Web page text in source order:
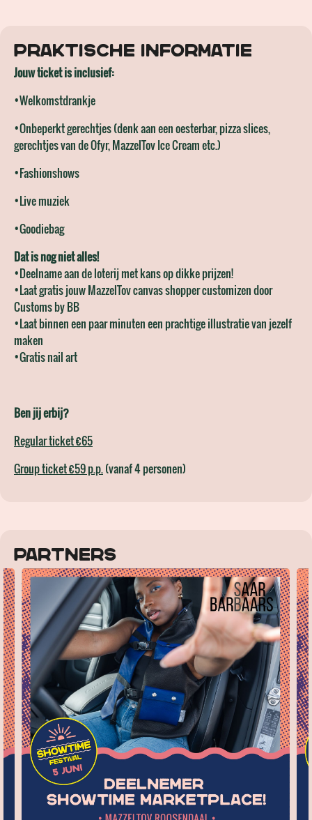
Praktische informatie
Jouw ticket is inclusief:
•Welkomstdrankje
•Onbeperkt gerechtjes (denk aan een oesterbar, pizza slices,
gerechtjes van de Ofyr, MazzelTov Ice Cream etc.)
•Fashionshows
•Live muziek
•Goodiebag
Dat is nog niet alles!
•Deelname aan de loterij met kans op dikke prijzen!
•Laat gratis jouw MazzelTov canvas shopper customizen door
Customs by BB
•Laat binnen een paar minuten een prachtige illustratie van jezelf
maken
•Gratis nail art
Ben jij erbij?
Regular ticket €65
Group ticket €59 p.p.(vanaf 4 personen)
Partners